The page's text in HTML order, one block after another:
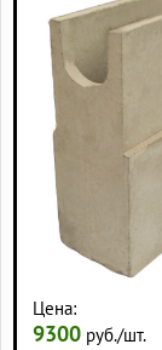
Цена:
9300 руб./шт.